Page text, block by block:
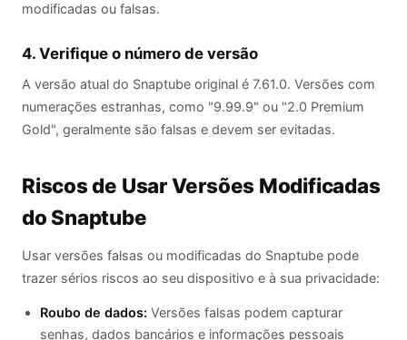
modificadas ou falsas.
4. Verifique o número de versão
A versão atual do Snaptube original é 7.61.0. Versões com
numerações estranhas, como "9.99.9" ou "2.0 Premium
Gold", geralmente são falsas e devem ser evitadas.
Riscos de Usar Versões Modificadas
do Snaptube
Usar versões falsas ou modificadas do Snaptube pode
trazer sérios riscos ao seu dispositivo e à sua privacidade:
Roubo de dados: Versões falsas podem capturar
senhas, dados bancários e informações pessoais